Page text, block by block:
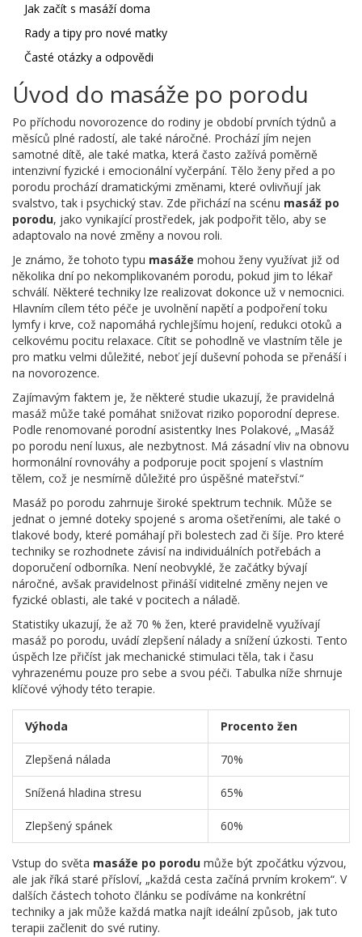
Jak začít s masáží doma
Rady a tipy pro nové matky
Časté otázky a odpovědi
Úvod do masáže po porodu
Po příchodu novorozence do rodiny je období prvních týdnů a
měsíců plné radostí, ale také náročné. Prochází jím nejen
samotné dítě, ale také matka, která často zažívá poměrně
intenzivní fyzické i emocionální vyčerpání. Tělo ženy před a po
porodu prochází dramatickými změnami, které ovlivňují jak
svalstvo, tak i psychický stav. Zde přichází na scénu masáž po
porodu, jako vynikající prostředek, jak podpořit tělo, aby se
adaptovalo na nové změny a novou roli.
Je známo, že tohoto typu masáže mohou ženy využívat již od
několika dní po nekomplikovaném porodu, pokud jim to lékař
schválí. Některé techniky lze realizovat dokonce už v nemocnici.
Hlavním cílem této péče je uvolnění napětí a podpoření toku
lymfy i krve, což napomáhá rychlejšímu hojení, redukci otoků a
celkovému pocitu relaxace. Cítit se pohodlně ve vlastním těle je
pro matku velmi důležité, neboť její duševní pohoda se přenáší i
na novorozence.
Zajímavým faktem je, že některé studie ukazují, že pravidelná
masáž může také pomáhat snižovat riziko poporodní deprese.
Podle renomované porodní asistentky Ines Polakové, „Masáž
po porodu není luxus, ale nezbytnost. Má zásadní vliv na obnovu
hormonální rovnováhy a podporuje pocit spojení s vlastním
tělem, což je nesmírně důležité pro úspěšné mateřství.“
Masáž po porodu zahrnuje široké spektrum technik. Může se
jednat o jemné doteky spojené s aroma ošetřeními, ale také o
tlakové body, které pomáhají při bolestech zad či šíje. Pro které
techniky se rozhodnete závisí na individuálních potřebách a
doporučení odborníka. Není neobvyklé, že začátky bývají
náročné, avšak pravidelnost přináší viditelné změny nejen ve
fyzické oblasti, ale také v pocitech a náladě.
Statistiky ukazují, že až 70 % žen, které pravidelně využívají
masáž po porodu, uvádí zlepšení nálady a snížení úzkosti. Tento
úspěch lze přičíst jak mechanické stimulaci těla, tak i času
vyhrazenému pouze pro sebe a svou péči. Tabulka níže shrnuje
klíčové výhody této terapie.
Výhoda Procento žen
Zlepšená nálada 70%
Snížená hladina stresu 65%
Zlepšený spánek 60%
Vstup do světa masáže po porodu může být zpočátku výzvou,
ale jak říká staré přísloví, „každá cesta začíná prvním krokem“. V
dalších částech tohoto článku se podíváme na konkrétní
techniky a jak může každá matka najít ideální způsob, jak tuto
terapii začlenit do své rutiny.